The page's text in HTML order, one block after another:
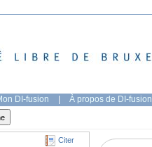
DI-fusion | À propos de DI-fusion
Citer